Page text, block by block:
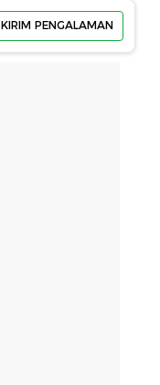
KIRIM PENGALAMAN